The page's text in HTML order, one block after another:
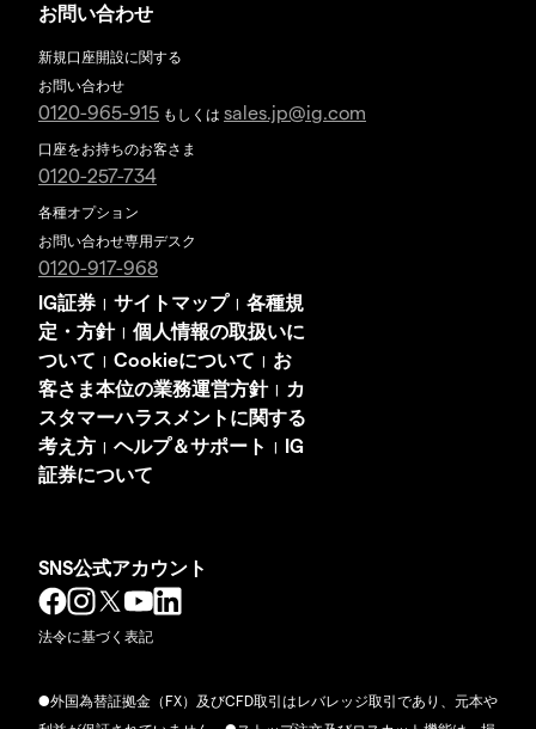
お問い合わせ
新規口座開設に関する
お問い合わせ
0120-965-915 もしくは sales.jp@ig.com
口座をお持ちのお客さま
0120-257-734
各種オプション
お問い合わせ専用デスク
0120-917-968
IG証券 | サイトマップ | 各種規
定・方針| 個人情報の取扱いに
ついて | Cookieについて | お
客さま本位の業務運営方針|
カ
スタマーハラスメントに関する
考え方 | ヘルプ＆サポート | IG
証券について
SNS公式アカウント
法令に基づく表記
●外国為替証拠金（FX）及びCFD取引はレバレッジ取引であり、元本や